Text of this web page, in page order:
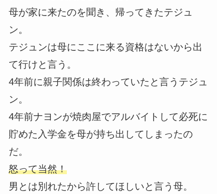
母が家に来たのを聞き、帰ってきたテジュ
ン。
テジュンは母にここに来る資格はないから出
て行けと言う。
4年前に親子関係は終わっていたと言うテジュ
ン。
4年前ナヨンが焼肉屋でアルバイトして必死に
貯めた入学金を母が持ち出してしまったの
だ。
怒って当然！
男とは別れたから許してほしいと言う母。